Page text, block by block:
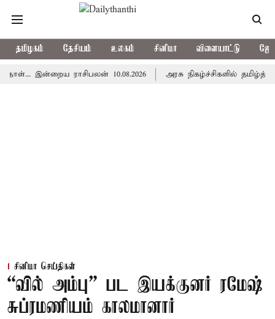
தமிழகம் தேசியம் உலகம் சினிமா விளையாட்டு
இன்றைய ராசிபலன் 10.08.2026 அரசு நிகழ்ச்சிகளில் தமிழ்த்தாய்
சினிமா செய்திகள்
“வில் அம்பு” பட இயக்குனர் ரமேஷ்
சுப்ரமணியம் காலமானார்